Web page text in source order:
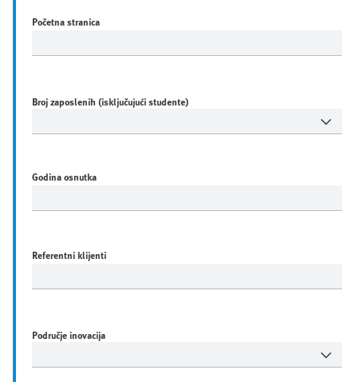
Početna stranica
Broj zaposlenih (isključujući studente)
Godina osnutka
Referentni klijenti
Područje inovacija